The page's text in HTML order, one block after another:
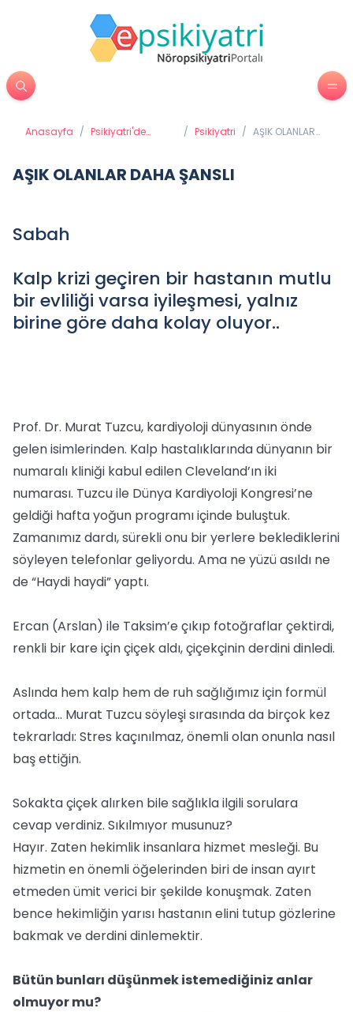
Anasayfa / Psikiyatri'de
/ Psikiyatri / AŞIK OLANLAR
AŞIK OLANLAR DAHA ŞANSLI
Sabah
Kalp krizi geçiren bir hastanın mutlu
bir evliliği varsa iyileşmesi, yalnız
birine göre daha kolay oluyor..
Prof. Dr. Murat Tuzcu, kardiyoloji dünyasının önde
gelen isimlerinden. Kalp hastalıklarında dünyanın bir
numaralı kliniği kabul edilen Cleveland’ın iki
numarası. Tuzcu ile Dünya Kardiyoloji Kongresi’ne
geldiği hafta yoğun programı içinde buluştuk.
Zamanımız dardı, sürekli onu bir yerlere beklediklerini
söyleyen telefonlar geliyordu. Ama ne yüzü asıldı ne
de “Haydi haydi” yaptı.
Ercan (Arslan) ile Taksim’e çıkıp fotoğraflar çektirdi,
renkli bir kare için çiçek aldı, çiçekçinin derdini dinledi.
Aslında hem kalp hem de ruh sağlığımız için formül
ortada... Murat Tuzcu söyleşi sırasında da birçok kez
tekrarladı: Stres kaçınılmaz, önemli olan onunla nasıl
baş ettiğin.
Sokakta çiçek alırken bile sağlıkla ilgili sorulara
cevap verdiniz. Sıkılmıyor musunuz?
Hayır. Zaten hekimlik insanlara hizmet mesleği. Bu
hizmetin en önemli öğelerinden biri de insan ayırt
etmeden ümit verici bir şekilde konuşmak. Zaten
bence hekimliğin yarısı hastanın elini tutup gözlerine
bakmak ve derdini dinlemektir.
Bütün bunları düşünmek istemediğiniz anlar
olmuyor mu?